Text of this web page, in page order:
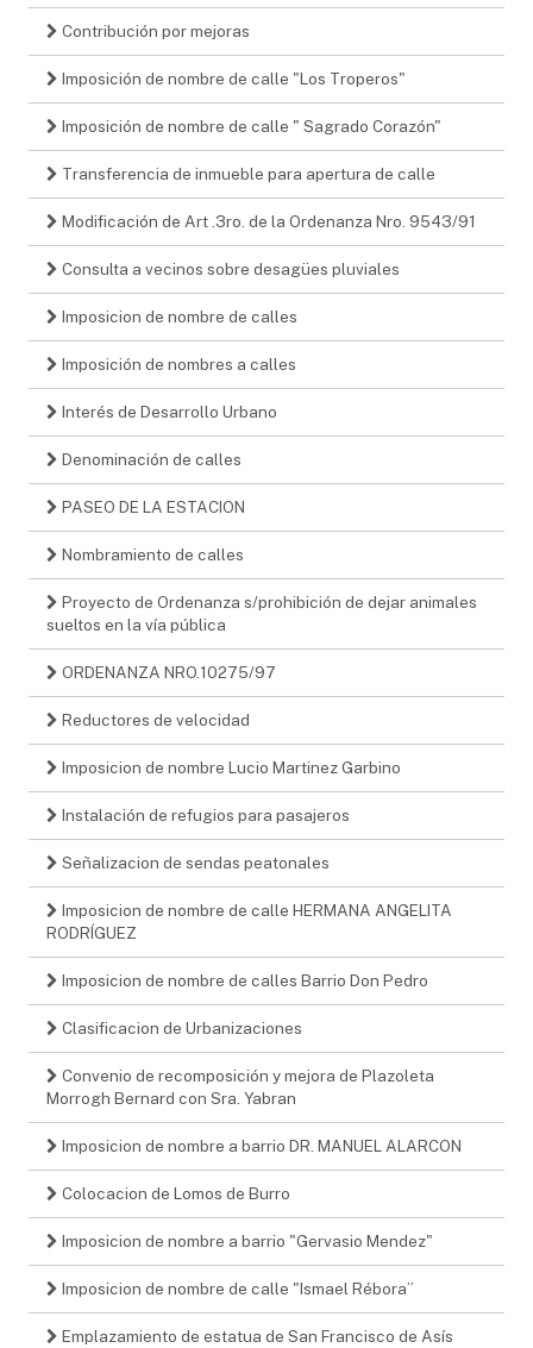
Contribución por mejoras
Imposición de nombre de calle "Los Troperos"
Imposición de nombre de calle " Sagrado Corazón"
Transferencia de inmueble para apertura de calle
Modificación de Art .3ro. de la Ordenanza Nro. 9543/91
Consulta a vecinos sobre desagües pluviales
Imposicion de nombre de calles
Imposición de nombres a calles
Interés de Desarrollo Urbano
Denominación de calles
PASEO DE LA ESTACION
Nombramiento de calles
Proyecto de Ordenanza s/prohibición de dejar animales
sueltos en la vía pública
ORDENANZA NRO.10275/97
Reductores de velocidad
Imposicion de nombre Lucio Martinez Garbino
Instalación de refugios para pasajeros
Señalizacion de sendas peatonales
Imposicion de nombre de calle HERMANA ANGELITA
RODRÍGUEZ
Imposicion de nombre de calles Barrio Don Pedro
Clasificacion de Urbanizaciones
Convenio de recomposición y mejora de Plazoleta
Morrogh Bernard con Sra. Yabran
Imposicion de nombre a barrio DR. MANUEL ALARCON
Colocacion de Lomos de Burro
Imposicion de nombre a barrio "Gervasio Mendez"
Imposicion de nombre de calle "Ismael Rébora”
Emplazamiento de estatua de San Francisco de Asís